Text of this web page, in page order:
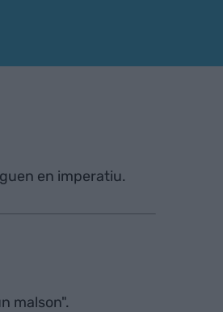
en imperatiu.
malson".